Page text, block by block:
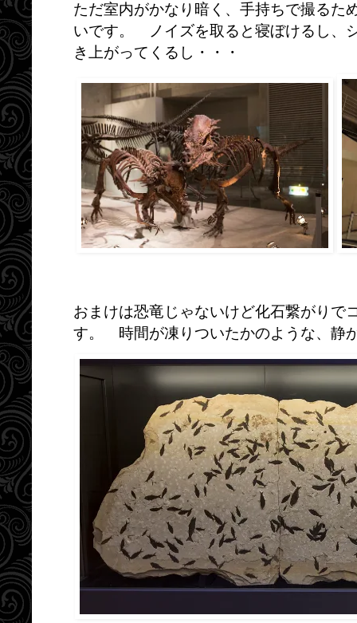
ただ室内がかなり暗く、手持ちで撮るた
いです。 ノイズを取ると寝ぼけるし、
き上がってくるし・・・
おまけは恐竜じゃないけど化石繋がり
す。 時間が凍りついたかのような、静